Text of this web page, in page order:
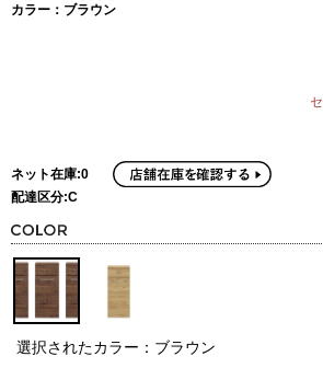
カラー：ブラウン
ネット在庫:0
配達区分:C
選択されたカラー：ブラウン